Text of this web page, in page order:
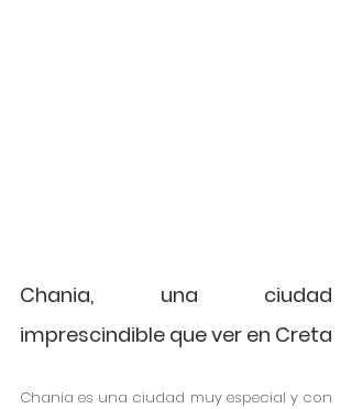
Chania, una ciudad
imprescindible que ver en Creta
Chania es una ciudad muy especial y con